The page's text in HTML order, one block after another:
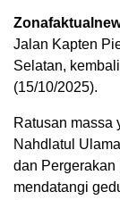
Jalan Kapten
Selatan,
(15/10/2025).
Ratusan massa
Nahdlatul
dan Pergerakan
mendatangi